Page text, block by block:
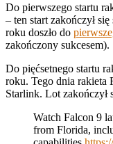
Do pierwszego startu
– ten start zakończył
roku doszło do
zakończony sukcesem).
Do pięćsetnego startu
roku. Tego dnia rakieta
Starlink. Lot zakończył
Watch Falcon 9
from Florida,